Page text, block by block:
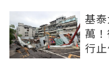
基
萬
行